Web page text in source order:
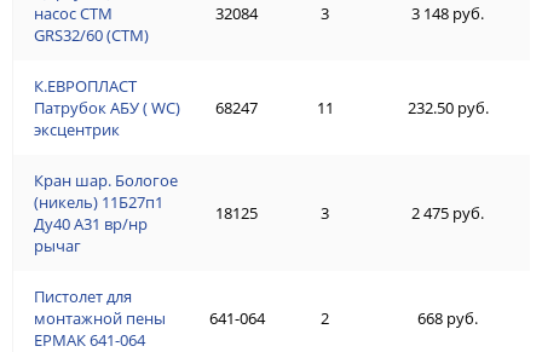
насос СТМ
GRS32/60 (СТМ)
К.ЕВРОПЛАСТ
Патрубок АБУ ( WC)
эксцентрик
Кран шар. Бологое
(никель) 11Б27п1
Ду40 А31 вр/нр
рычаг
Пистолет для
монтажной пены
ЕРМАК 641-064
32084 3 3 148 руб.
68247 11 232.50 руб.
18125 3 2 475 руб.
641-064 2 668 руб.